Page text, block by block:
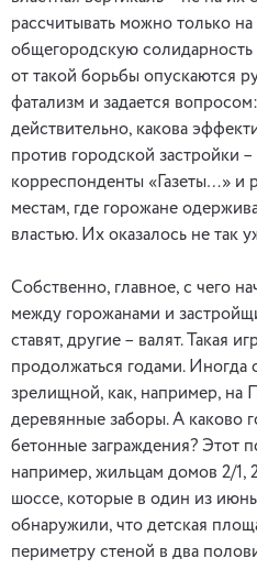
рассчитывать можно только
общегородскую солидарность
от такой борьбы опускаются
фатализм и задается
действительно, какова
против городской застройки
корреспонденты «Газеты…» и
местам, где горожане
властью. Их оказалось не так
Собственно, главное, с чего
между горожанами и
ставят, другие – валят. Такая
продолжаться годами. Иногда
зрелищной, как, например, на
деревянные заборы. А каково
бетонные заграждения? Этот
например, жильцам домов 2/1,
шоссе, которые в один из
обнаружили, что детская
периметру стеной в два